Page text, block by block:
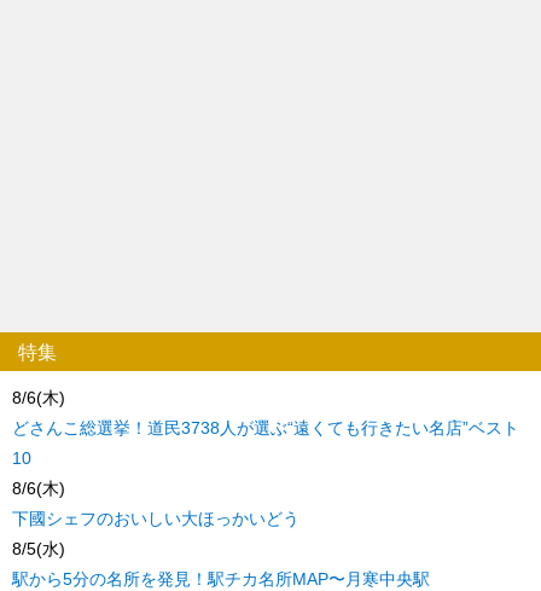
特集
8/6(木)
どさんこ総選挙！道民3738人が選ぶ“遠くても行きたい名店”ベスト
10
8/6(木)
下國シェフのおいしい大ほっかいどう
8/5(水)
駅から5分の名所を発見！駅チカ名所MAP〜月寒中央駅